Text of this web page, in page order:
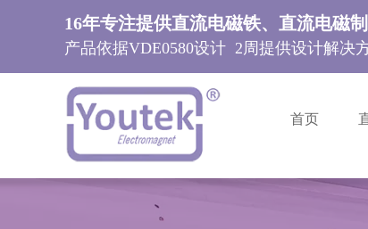
首页
16年专注提供直流电磁铁、直流电磁
产品依据VDE0580设计 2周提供设计解决